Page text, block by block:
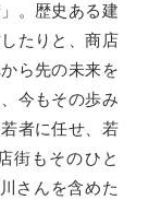
。歴史ある建
たりと、商店
ら先の未来を
今もその歩み
者に任せ、若
街もそのひと
さんを含めた